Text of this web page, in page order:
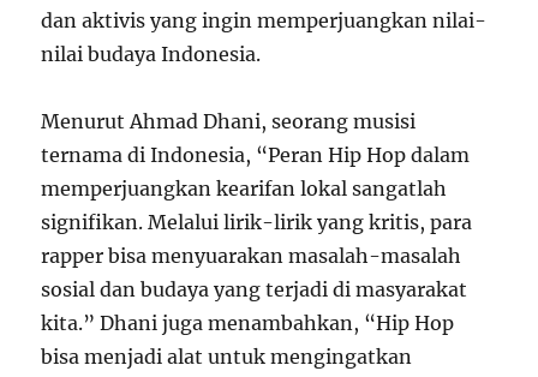
dan aktivis yang ingin memperjuangkan nilai-
nilai budaya Indonesia.
Menurut Ahmad Dhani, seorang musisi
ternama di Indonesia, “Peran Hip Hop dalam
memperjuangkan kearifan lokal sangatlah
signifikan. Melalui lirik-lirik yang kritis, para
rapper bisa menyuarakan masalah-masalah
sosial dan budaya yang terjadi di masyarakat
kita.” Dhani juga menambahkan, “Hip Hop
bisa menjadi alat untuk mengingatkan